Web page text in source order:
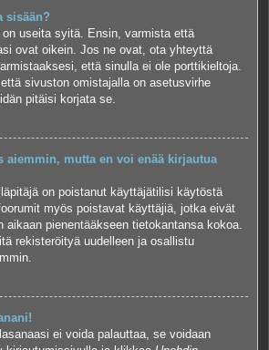
sisään?
useita syitä. Ensin, varmista että
ovat oikein. Jos ne ovat, ota yhteyttä
että sinulla ei ole porttikieltoja.
sivuston omistajalla on asetusvirhe
pitäisi korjata se.
aiemmin, mutta en voi enää kirjautua
on poistanut käyttäjätilisi käytöstä
myös poistavat käyttäjiä, jotka eivät
aikaan pienentääkseen tietokantansa kokoa.
rekisteröityä uudelleen ja osallistu
ei voida palauttaa, se voidaan